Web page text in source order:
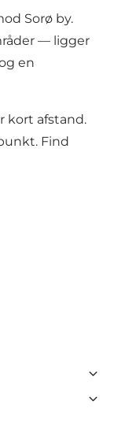
Sorø by.
— ligger
en
kort afstand.
Find